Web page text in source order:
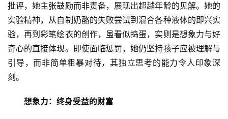
批评，她主张鼓励而非责备，展现出超越年龄的见解。她的
实验精神，从自制奶酪的失败尝试到混合各种液体的即兴实
验，再到彩笔绘衣的创作，虽看似捣蛋，实则是想象力与好
奇心的直接体现。即使面临惩罚，她仍坚持孩子应被理解与
引导，而非简单粗暴对待，其独立思考的能力令人印象深
刻。
想象力：终身受益的财富